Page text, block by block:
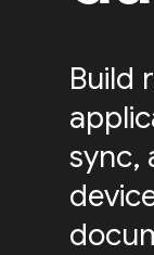
Build
sync,